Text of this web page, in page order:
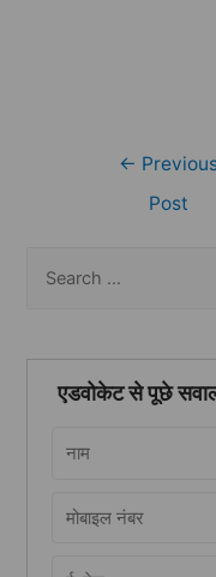
Post
navigation
←
Post
r
एडवोकेट से पूछे